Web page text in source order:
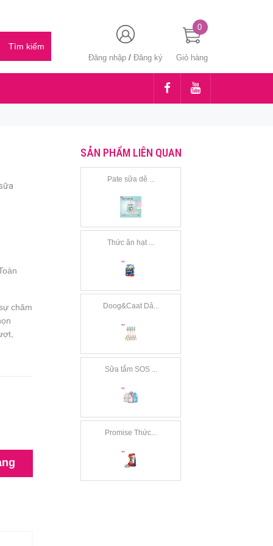
Đăng nhập / Đăng ký Giỏ hàng
0
chăm
SẢN PHẨM LIÊN QUAN
Pate sữa dê ...
Thức ăn hạt ...
Doog&Caat Dâ...
Sữa tắm SOS ...
Promise Thức...